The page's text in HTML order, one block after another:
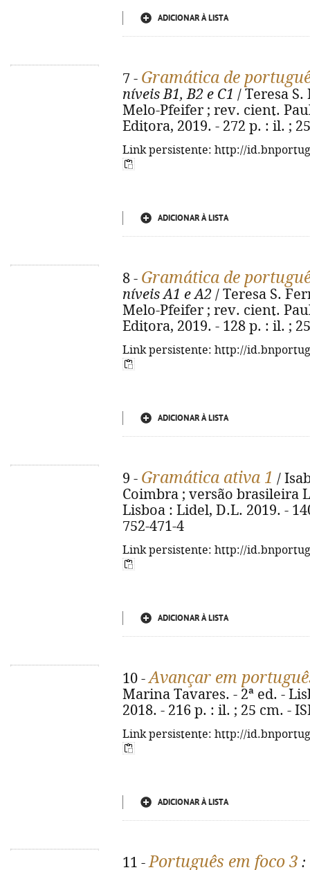
ADICIONAR À LISTA
7 - Gramática de
níveis B1, B2 e C1 / Teresa
Melo-Pfeifer ; rev. cient.
Editora, 2019. - 272 p. : il. ;
Link persistente: http://
ADICIONAR À LISTA
8 - Gramática de
níveis A1 e A2 / Teresa S.
Melo-Pfeifer ; rev. cient.
Editora, 2019. - 128 p. : il. ;
Link persistente: http://
ADICIONAR À LISTA
9 - Gramática ativa 1 /
Coimbra ; versão brasileira
Lisboa : Lidel, D.L. 2019. -
752-471-4
Link persistente: http://
ADICIONAR À LISTA
10 -Avançar em
Marina Tavares. - 2ª ed. -
2018. - 216 p. : il. ; 25 cm. -
Link persistente: http://
ADICIONAR À LISTA
11 -Português em foco 3 :